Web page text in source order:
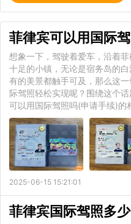
菲律宾可以用国际
想象一下，驾驶着爱车，沿着
十足的小镇，无论是宿务岛的
有的美景都触手可及，那么这
际驾照轻松实现呢？围绕这个
可以用国际驾照吗(申请手续)的
2025-06-15 15:21:01
菲律宾国际驾照多